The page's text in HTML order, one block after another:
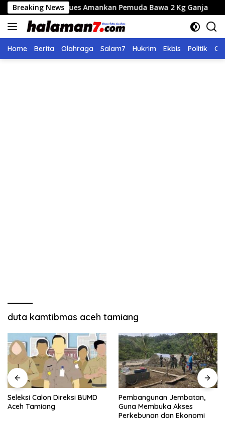
Langsung
ke
konten
Breaking News
Lues Amankan Pemuda Bawa 2 Kg Ganja Seleksi
Home Berita Olahraga Salam7 Hukrim Ekbis Politik
duta kamtibmas aceh tamiang
Seleksi Calon Direksi BUMD
Aceh Tamiang
Pembangunan Jembatan,
Guna Membuka Akses
Perkebunan dan Ekonomi